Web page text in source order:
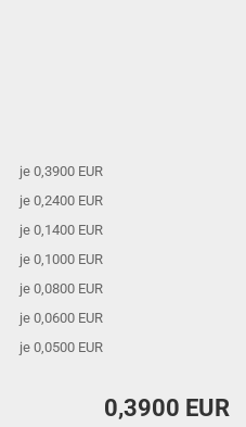
je 0,3900 EUR
je 0,2400 EUR
je 0,1400 EUR
je 0,1000 EUR
je 0,0800 EUR
je 0,0600 EUR
je 0,0500 EUR
0,3900 EUR